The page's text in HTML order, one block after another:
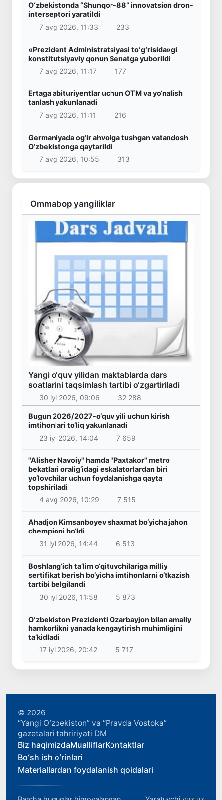
Oʻzbekistonda “Shunqor-88” innovatsion dron-
interseptori yaratildi
7 avg 2026, 11:33
233
«Prezident Administratsiyasi toʻgʻrisida»gi
konstitutsiyaviy qonun Senatga yuborildi
7 avg 2026, 11:17
177
Ertaga abituriyentlar uchun OTM va yo‘nalish
tanlash yakunlanadi
7 avg 2026, 11:11
216
Germaniyada og‘ir ahvolga tushgan vatandosh
O‘zbekistonga qaytarildi
7 avg 2026, 10:55
313
Ommabop yangiliklar
Yangi o‘quv yilidan maktablarda dars
soatlarini taqsimlash tartibi o‘zgartiriladi
30 iyl 2026, 09:06 32 288
Bugun 2026/2027-o‘quv yili uchun kirish
imtihonlari to‘liq yakunlanadi
23 iyl 2026, 14:04
7 659
"Alisher Navoiy" hamda "Paxtakor" metro
bekatlari oralig‘idagi eskalatorlardan biri
yo‘lovchilar uchun foydalanishga qayta
topshiriladi
4 avg 2026, 10:29
7 515
Ahadjon Kimsanboyev shaxmat bo‘yicha jahon
chempioni bo‘ldi
31 iyl 2026, 14:44
6 513
Boshlang‘ich ta’lim o‘qituvchilariga milliy
sertifikat berish bo‘yicha imtihonlarni o‘tkazish
tartibi belgilandi
30 iyl 2026, 11:58
5 873
Oʻzbekiston Prezidenti Ozarbayjon bilan amaliy
hamkorlikni yanada kengaytirish muhimligini
taʼkidladi
17 iyl 2026, 20:42
5 717
© 2026
“Yangi Oʻzbekiston” va “Pravda Vostoka”
gazetalari tahririyati DM
Biz haqimizdaMualliflarKontaktlar
Boʻsh ish oʻrinlari
Materiallardan foydalanish qoidalari